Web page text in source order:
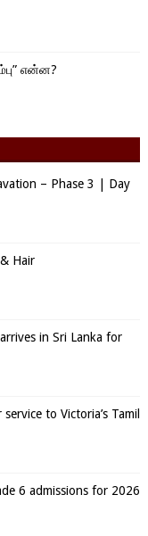
என்ன?
– Phase 3 | Day
Hair
in Sri Lanka for
to Victoria’s Tamil
6 admissions for 2026